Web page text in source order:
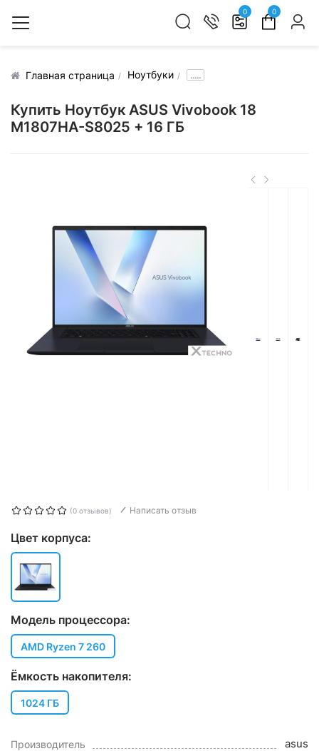
0 0
Главная страница Ноутбуки .....
Купить Ноутбук ASUS Vivobook 18
M1807HA-S8025 + 16 ГБ
(0 отзывов) Написать отзыв
Цвет корпуса:
Модель процессора:
AMD Ryzen 7 260
Ёмкость накопителя:
1024 ГБ
Производитель asus